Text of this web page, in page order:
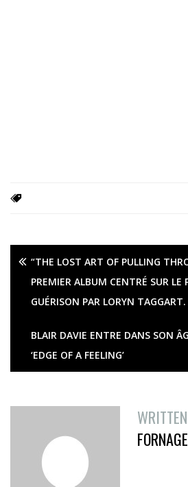
“THE LOST ART OF PULLING
PREMIER ALBUM CENTRÉ SUR LE
GUÉRISON PAR LORYN TAGGART.
BLAIR DAVIE ENTRE DANS SON
‘EDGE OF A FEELING’
FORNAGE